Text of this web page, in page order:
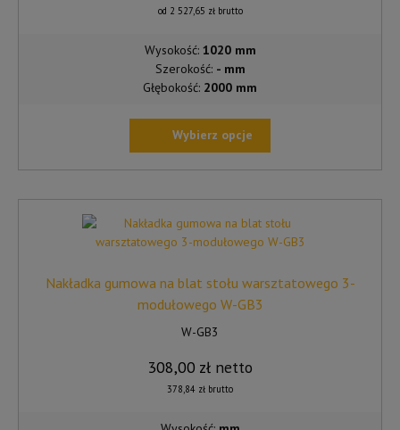
od 2 527,65 złbrutto
Wysokość: 1020 mm
Szerokość: - mm
Głębokość: 2000 mm
Wybierz opcje
MA
WARIANTÓW.
MOŻNA
Nakładka gumowa na blat stołu warsztatowego 3-
modułowego W-GB3
W-GB3
308,00 zł netto
378,84 zł brutto